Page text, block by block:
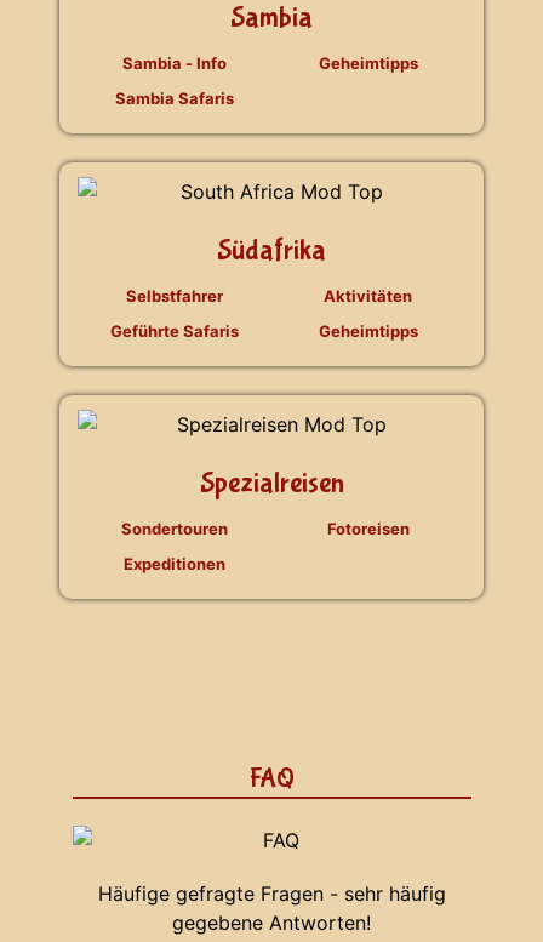
Sambia
Sambia - Info
Sambia Safaris
Geheimtipps
Südafrika
Selbstfahrer
Geführte Safaris
Aktivitäten
Geheimtipps
Spezialreisen
Sondertouren
Expeditionen
Fotoreisen
FAQ
Häufige gefragte Fragen - sehr häufig
gegebene Antworten!